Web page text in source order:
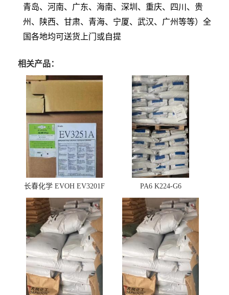
青岛、河南、广东、海南、深圳、重庆、四川、贵
州、陕西、甘肃、青海、宁厦、武汉、广州等等）全
国各地均可送货上门或自提
相关产品：
长春化学 EVOH EV3201F PA6 K224-G6